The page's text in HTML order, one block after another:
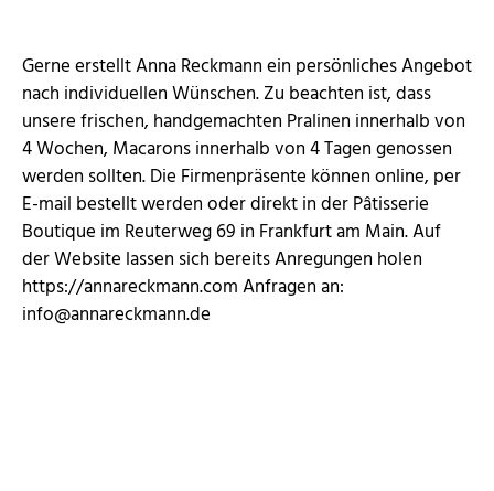
Gerne erstellt Anna Reckmann ein persönliches Angebot
nach individuellen Wünschen. Zu beachten ist, dass
unsere frischen, handgemachten Pralinen innerhalb von
4 Wochen, Macarons innerhalb von 4 Tagen genossen
werden sollten. Die Firmenpräsente können online, per
E-mail bestellt werden oder direkt in der Pâtisserie
Boutique im Reuterweg 69 in Frankfurt am Main. Auf
der Website lassen sich bereits Anregungen holen
https://annareckmann.com Anfragen an:
info@annareckmann.de